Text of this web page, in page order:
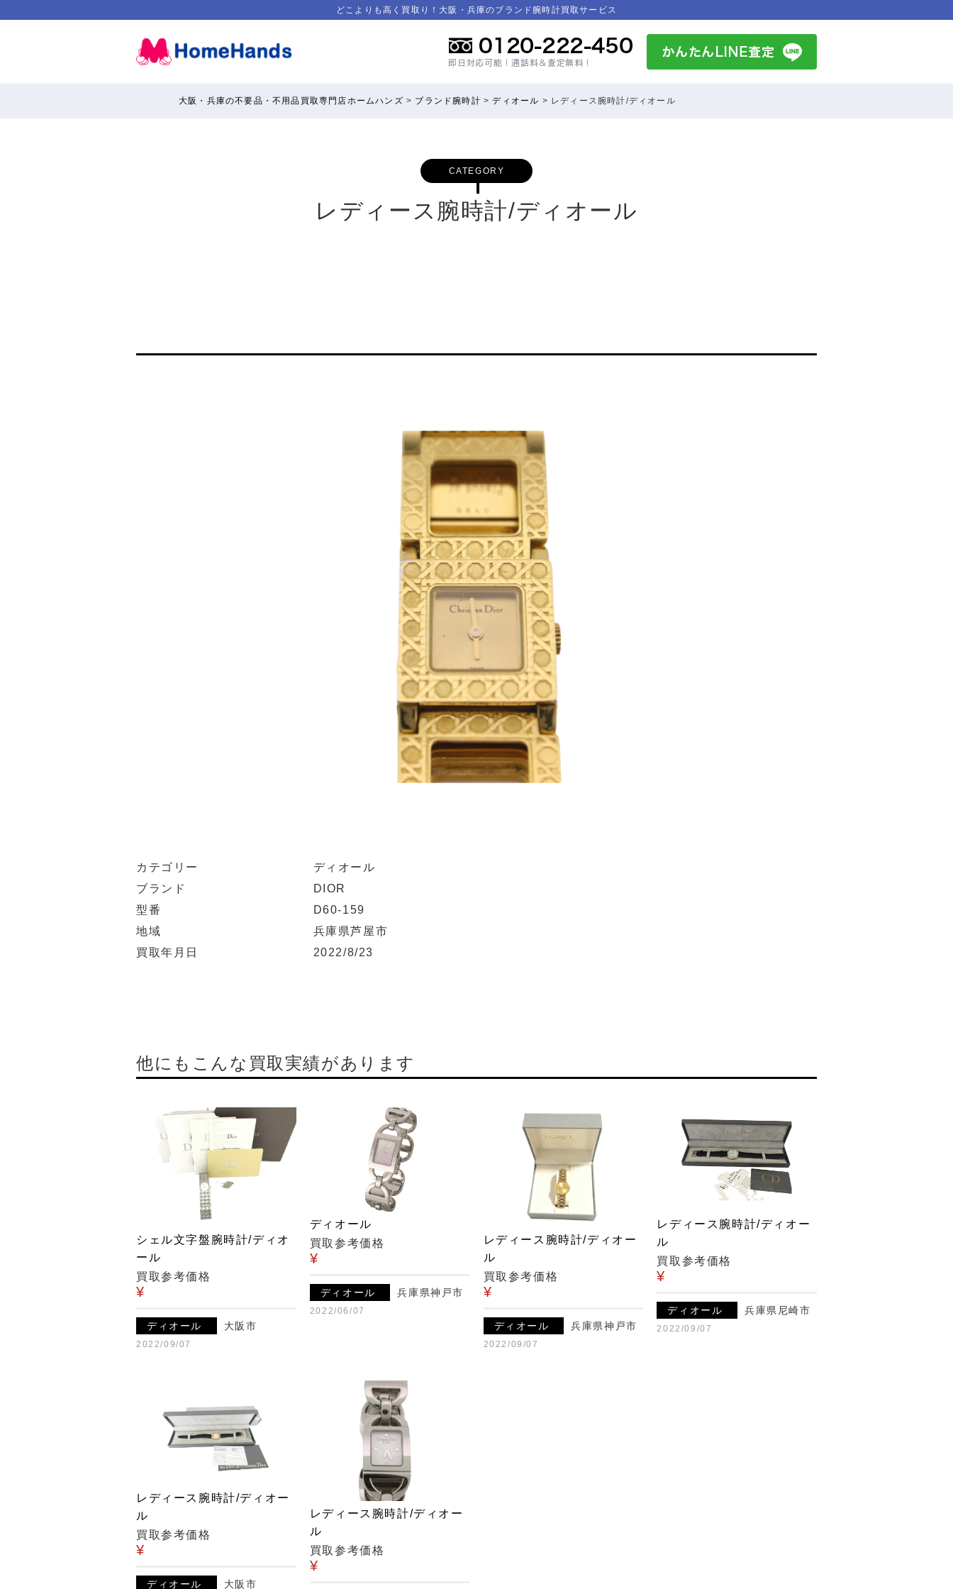
どこよりも高く買取り！大阪・兵庫のブランド腕時計買取サービス
大阪・兵庫の不要品・不用品買取専門店ホームハンズ > ブランド腕時計 >ディオール > レディース腕時計/ディオール
CATEGORY
レディース腕時計/ディオール
カテゴリー
ディオール
ブランド
DIOR
型番
D60-159
地域
兵庫県芦屋市
買取年月日
2022/8/23
他にもこんな買取実績があります
シェル文字盤腕時計/ディオ
ール
買取参考価格
¥
ディオール 大阪市
2022/09/07
ディオール
買取参考価格
¥
ディオール 兵庫県神戸市
2022/06/07
レディース腕時計/ディオー
ル
買取参考価格
¥
ディオール 兵庫県神戸市
2022/09/07
レディース腕時計/ディオー
ル
買取参考価格
¥
ディオール 兵庫県尼崎市
2022/09/07
レディース腕時計/ディオー
ル
買取参考価格
¥
ディオール 大阪市
レディース腕時計/ディオー
ル
買取参考価格
¥